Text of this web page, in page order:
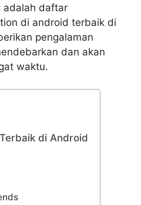
adalah daftar
di android terbaik di
pengalaman
dan akan
waktu.
di Android